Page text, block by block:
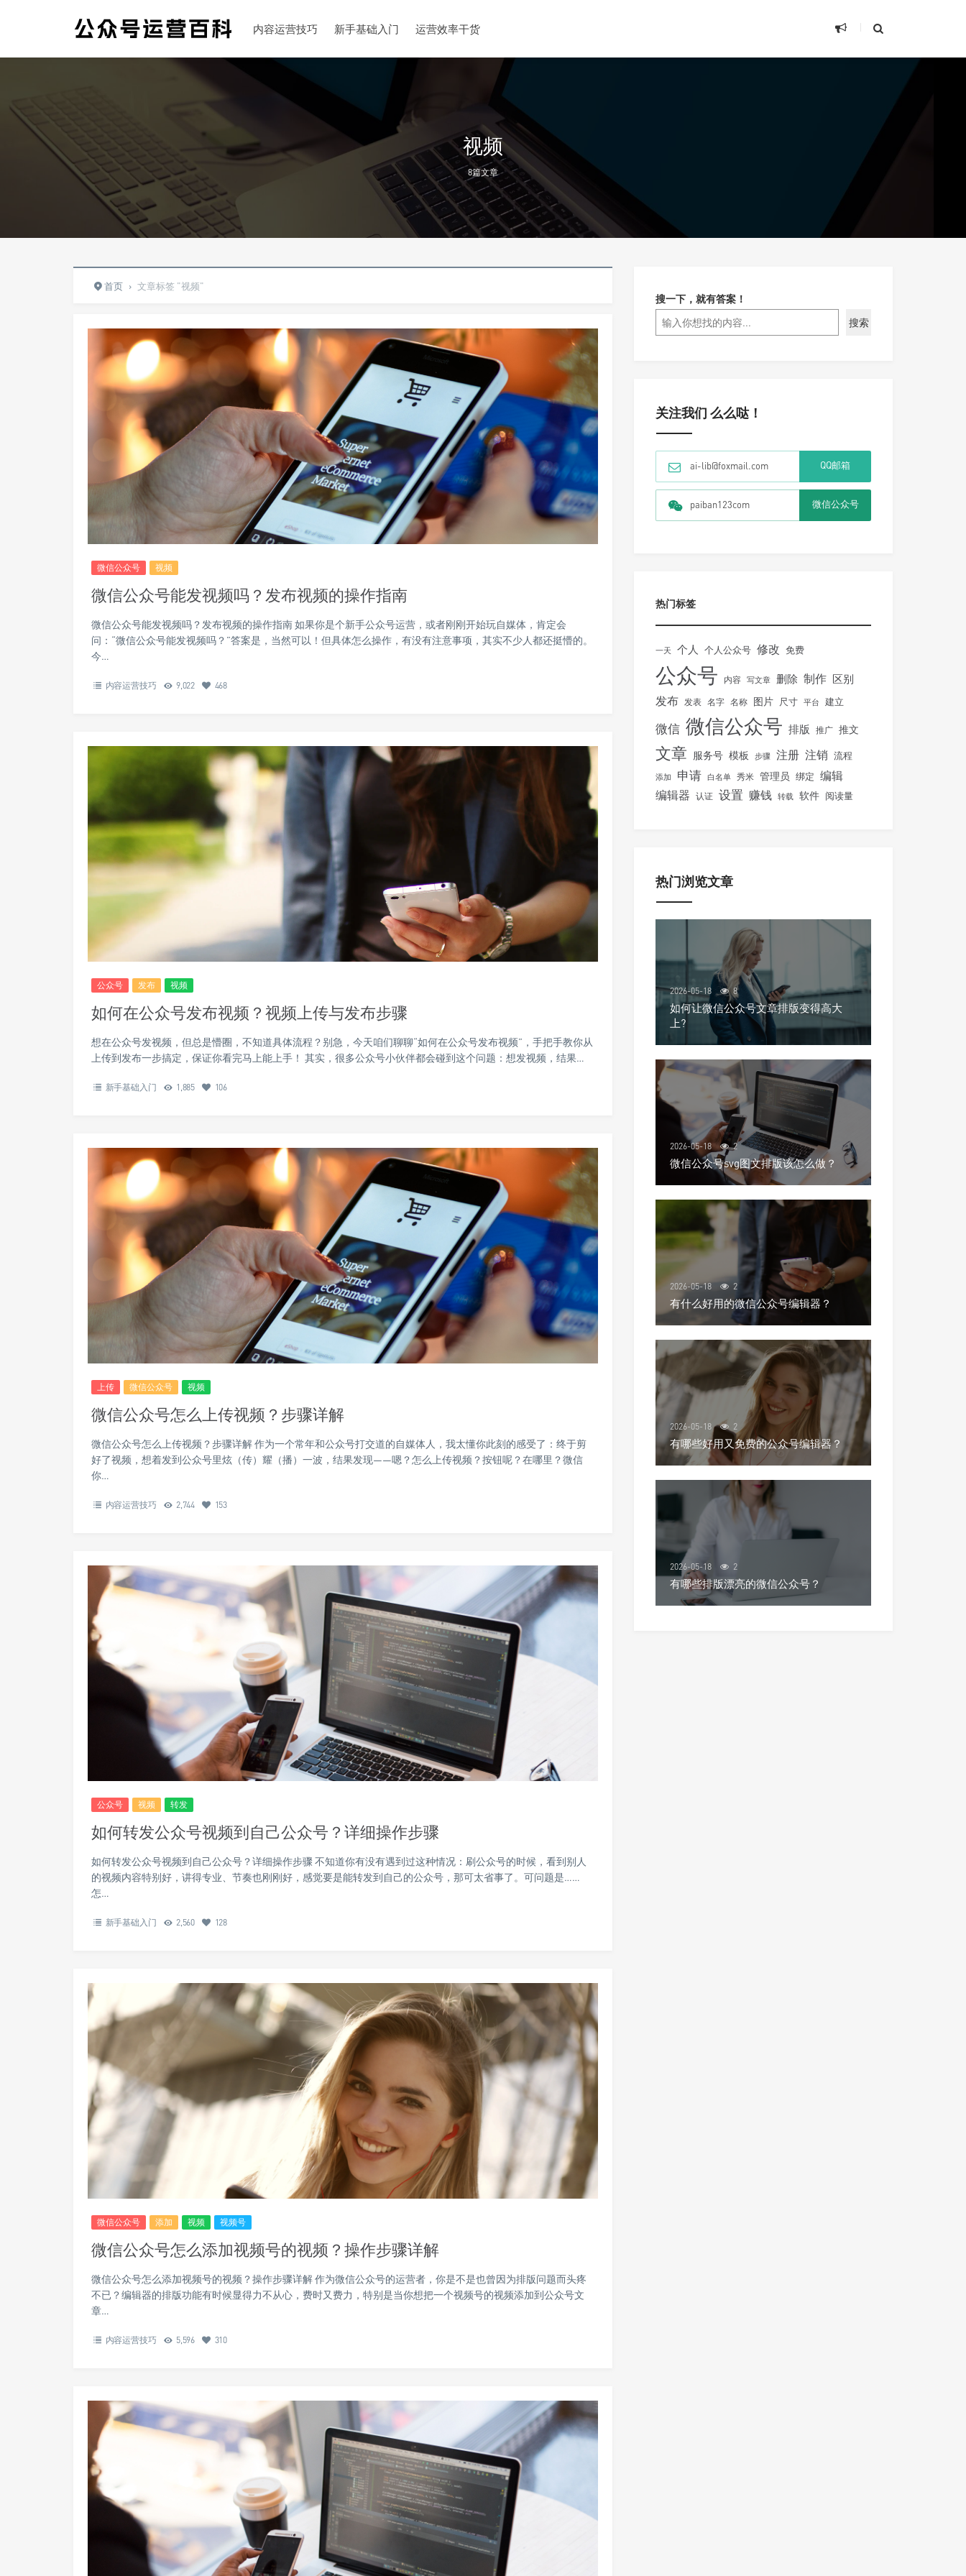
内容运营技巧 新手基础入门 运营效率干货
视频
8篇文章
首页 › 文章标签 "视频"
微信公众号 视频
微信公众号能发视频吗？发布视频的操作指南
微信公众号能发视频吗？发布视频的操作指南 如果你是个新手公众号运营，或者刚刚开始玩自媒体，肯定会
问：“微信公众号能发视频吗？”答案是，当然可以！但具体怎么操作，有没有注意事项，其实不少人都还挺懵的。
今…
内容运营技巧 9,022 468
公众号 发布 视频
如何在公众号发布视频？视频上传与发布步骤
想在公众号发视频，但总是懵圈，不知道具体流程？别急，今天咱们聊聊“如何在公众号发布视频”，手把手教你从
上传到发布一步搞定，保证你看完马上能上手！ 其实，很多公众号小伙伴都会碰到这个问题：想发视频，结果…
新手基础入门 1,885 106
上传 微信公众号 视频
微信公众号怎么上传视频？步骤详解
微信公众号怎么上传视频？步骤详解 作为一个常年和公众号打交道的自媒体人，我太懂你此刻的感受了：终于剪
好了视频，想着发到公众号里炫（传）耀（播）一波，结果发现——嗯？怎么上传视频？按钮呢？在哪里？微信
你…
内容运营技巧 2,744 153
公众号 视频 转发
如何转发公众号视频到自己公众号？详细操作步骤
如何转发公众号视频到自己公众号？详细操作步骤 不知道你有没有遇到过这种情况：刷公众号的时候，看到别人
的视频内容特别好，讲得专业、节奏也刚刚好，感觉要是能转发到自己的公众号，那可太省事了。可问题是……
怎…
新手基础入门 2,560 128
微信公众号 添加 视频 视频号
微信公众号怎么添加视频号的视频？操作步骤详解
微信公众号怎么添加视频号的视频？操作步骤详解 作为微信公众号的运营者，你是不是也曾因为排版问题而头疼
不已？编辑器的排版功能有时候显得力不从心，费时又费力，特别是当你想把一个视频号的视频添加到公众号文
章…
内容运营技巧 5,596 310
搜一下，就有答案！
搜索
关注我们 么么哒！
ai-lib@foxmail.com QQ邮箱
paiban123com 微信公众号
热门标签
一天 个人 个人公众号 修改 免费
公众号 内容 写文章 删除 制作 区别
发布 发表 名字 名称 图片 尺寸 平台 建立
微信 微信公众号 排版 推广 推文
文章 服务号 模板 步骤 注册 注销 流程
添加 申请 白名单 秀米 管理员 绑定 编辑
编辑器
认证 设置 赚钱 转载 软件 阅读量
热门浏览文章
2026-05-18 8
如何让微信公众号文章排版变得高大
上?
2026-05-18 2
微信公众号svg图文排版该怎么做？
2026-05-18 2
有什么好用的微信公众号编辑器？
2026-05-18 2
有哪些好用又免费的公众号编辑器？
2026-05-18 2
有哪些排版漂亮的微信公众号？